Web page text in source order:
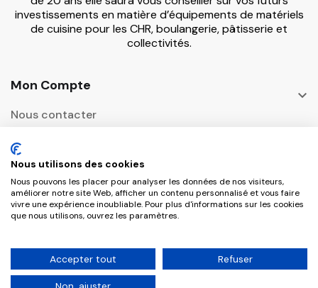
investissements en matière d’équipements de matériels
de cuisine pour les CHR, boulangerie, pâtisserie et
collectivités.
Mon Compte

Nous contacter
Informations
Adresse Postale
Copyright © 2026 CHR Master Tous droits
Nous utilisons des cookies
Nous pouvons les placer pour analyser les données de nos visiteurs,
améliorer notre site Web, afficher un contenu personnalisé et vous faire
vivre une expérience inoubliable. Pour plus d'informations sur les cookies
que nous utilisons, ouvrez les paramètres.
Accepter tout Refuser